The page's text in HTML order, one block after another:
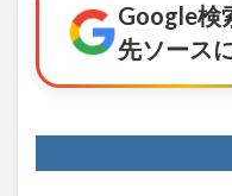
Google検
先ソース